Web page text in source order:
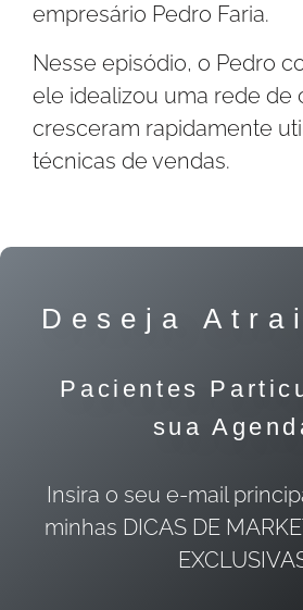
empresário Pedro Faria.
Nesse episódio, o Pedro
ele idealizou uma rede de
cresceram rapidamente
técnicas de vendas.
Deseja
Pacientes
sua
Insira o seu e-mail
minhas DICAS DE